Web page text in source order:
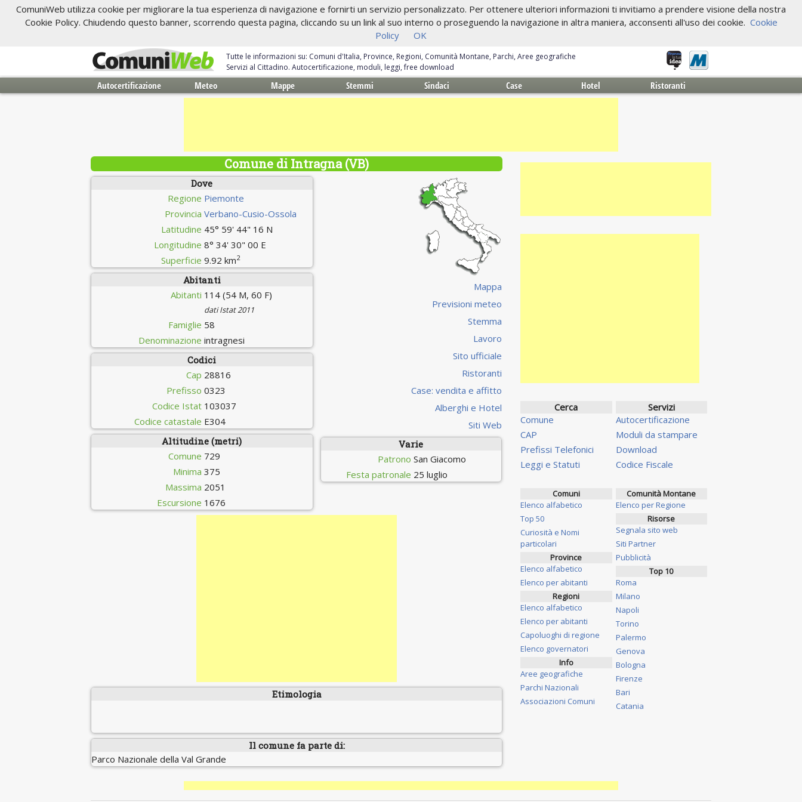
ComuniWeb utilizza cookie per migliorare la tua esperienza di navigazione e fornirti un servizio personalizzato. Per ottenere ulteriori informazioni ti invitiamo a prendere visione della nostra
Cookie Policy. Chiudendo questo banner, scorrendo questa pagina, cliccando su un link al suo interno o proseguendo la navigazione in altra maniera, acconsenti all'uso dei cookie. Cookie
Policy
OK
Tutte le informazioni su: Comuni d'Italia, Province, Regioni, Comunità Montane, Parchi, Aree geografiche
Servizi al Cittadino. Autocertificazione, moduli, leggi, free download
Autocertificazione Meteo Mappe Stemmi Sindaci Case Hotel Ristoranti
Comune di Intragna (VB)
Dove
Regione Piemonte
Provincia Verbano-Cusio-Ossola
Latitudine 45° 59' 44" 16 N
Longitudine 8° 34' 30" 00 E
Superficie 9.92 km2
Abitanti
Abitanti 114 (54 M, 60 F)
dati Istat 2011
Famiglie 58
Denominazione intragnesi
Codici
Cap 28816
Prefisso 0323
Codice Istat 103037
Codice catastale E304
Altitudine (metri)
Comune 729
Minima 375
Massima 2051
Escursione 1676
Mappa
Previsioni meteo
Stemma
Lavoro
Sito ufficiale
Ristoranti
Case: vendita e affitto
Alberghi e Hotel
Siti Web
Varie
Patrono San Giacomo
Festa patronale 25 luglio
Etimologia
Il comune fa parte di:
Parco Nazionale della Val Grande
Cerca
Comune
CAP
Prefissi Telefonici
Leggi e Statuti
Servizi
Autocertificazione
Moduli da stampare
Download
Codice Fiscale
Comuni
Elenco alfabetico
Top 50
Curiosità e Nomi
particolari
Province
Elenco alfabetico
Elenco per abitanti
Regioni
Elenco alfabetico
Elenco per abitanti
Capoluoghi di regione
Elenco governatori
Info
Aree geografiche
Parchi Nazionali
Associazioni Comuni
Comunità Montane
Elenco per Regione
Risorse
Segnala sito web
Siti Partner
Pubblicità
Top 10
Roma
Milano
Napoli
Torino
Palermo
Genova
Bologna
Firenze
Bari
Catania